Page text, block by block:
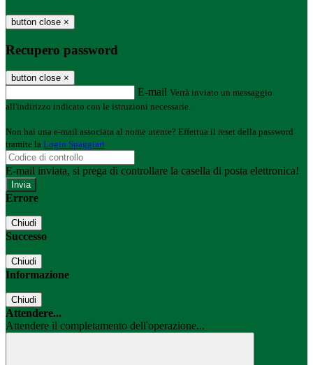
button close ×
Recupero password
button close ×
E-mail Verrà inviato un messaggio
all'indirizzo indicato con le istruzioni necessarie.
Non hai una e-mail associata al nome utente? Effettua il reset della password
tramite la Login Spaggiari
E-mail inviata, si prega di controllare la casella di posta elettronica!
Errore
Chiudi
Successo
Chiudi
Informazione
Chiudi
Attendere...
Attendere il completamento dell'operazione...